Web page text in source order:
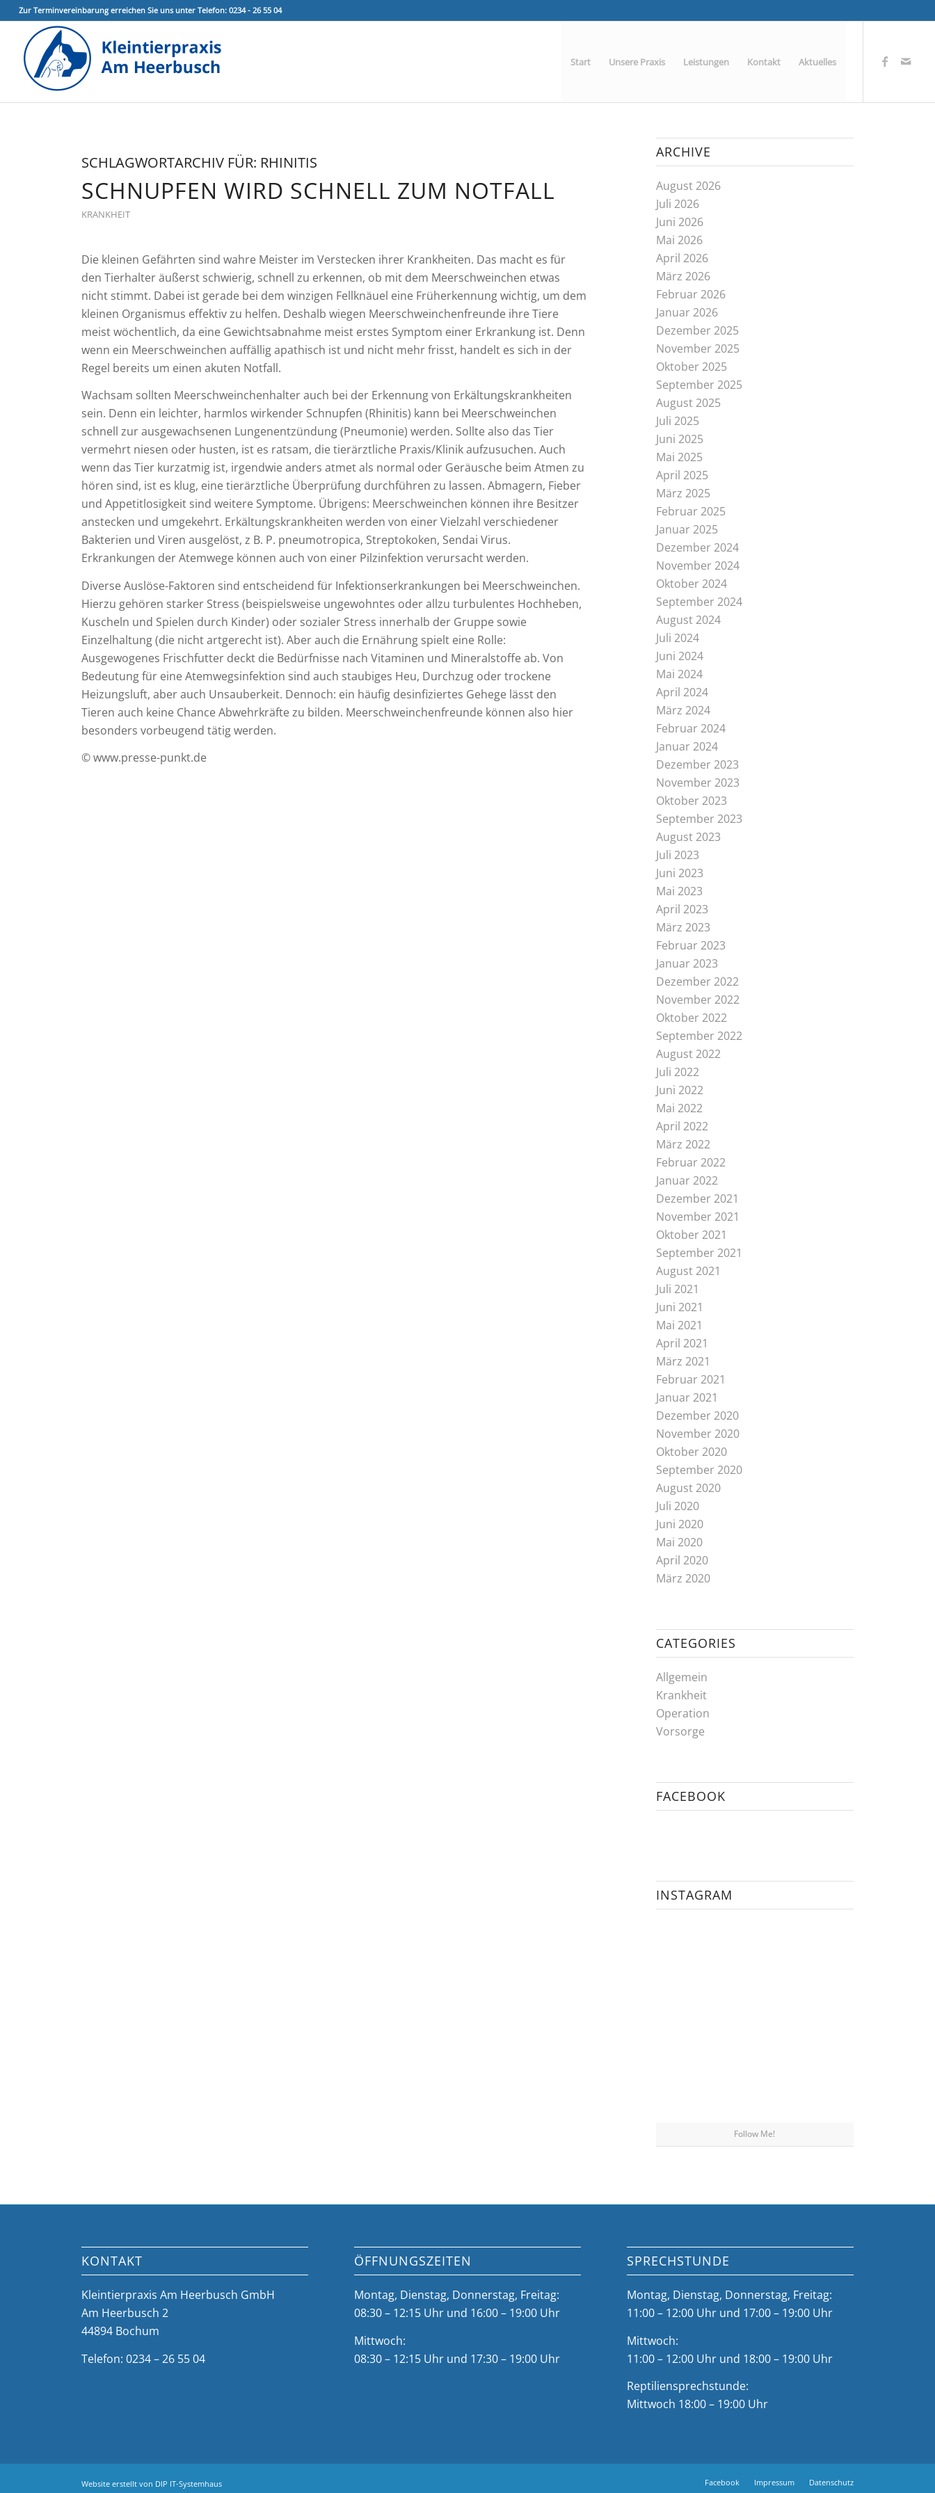
Zur Terminvereinbarung erreichen Sie uns unter Telefon: 0234 - 26 55 04
Start Unsere Praxis Leistungen Kontakt Aktuelles
SCHLAGWORTARCHIV FÜR: RHINITIS
SCHNUPFEN WIRD SCHNELL ZUM NOTFALL
KRANKHEIT
Die kleinen Gefährten sind wahre Meister im Verstecken ihrer Krankheiten. Das macht es für
den Tierhalter äußerst schwierig, schnell zu erkennen, ob mit dem Meerschweinchen etwas
nicht stimmt. Dabei ist gerade bei dem winzigen Fellknäuel eine Früherkennung wichtig, um dem
kleinen Organismus effektiv zu helfen. Deshalb wiegen Meerschweinchenfreunde ihre Tiere
meist wöchentlich, da eine Gewichtsabnahme meist erstes Symptom einer Erkrankung ist. Denn
wenn ein Meerschweinchen auffällig apathisch ist und nicht mehr frisst, handelt es sich in der
Regel bereits um einen akuten Notfall.
Wachsam sollten Meerschweinchenhalter auch bei der Erkennung von Erkältungskrankheiten
sein. Denn ein leichter, harmlos wirkender Schnupfen (Rhinitis) kann bei Meerschweinchen
schnell zur ausgewachsenen Lungenentzündung (Pneumonie) werden. Sollte also das Tier
vermehrt niesen oder husten, ist es ratsam, die tierärztliche Praxis/Klinik aufzusuchen. Auch
wenn das Tier kurzatmig ist, irgendwie anders atmet als normal oder Geräusche beim Atmen zu
hören sind, ist es klug, eine tierärztliche Überprüfung durchführen zu lassen. Abmagern, Fieber
und Appetitlosigkeit sind weitere Symptome. Übrigens: Meerschweinchen können ihre Besitzer
anstecken und umgekehrt. Erkältungskrankheiten werden von einer Vielzahl verschiedener
Bakterien und Viren ausgelöst, z B. P. pneumotropica, Streptokoken, Sendai Virus.
Erkrankungen der Atemwege können auch von einer Pilzinfektion verursacht werden.
Diverse Auslöse-Faktoren sind entscheidend für Infektionserkrankungen bei Meerschweinchen.
Hierzu gehören starker Stress (beispielsweise ungewohntes oder allzu turbulentes Hochheben,
Kuscheln und Spielen durch Kinder) oder sozialer Stress innerhalb der Gruppe sowie
Einzelhaltung (die nicht artgerecht ist). Aber auch die Ernährung spielt eine Rolle:
Ausgewogenes Frischfutter deckt die Bedürfnisse nach Vitaminen und Mineralstoffe ab. Von
Bedeutung für eine Atemwegsinfektion sind auch staubiges Heu, Durchzug oder trockene
Heizungsluft, aber auch Unsauberkeit. Dennoch: ein häufig desinfiziertes Gehege lässt den
Tieren auch keine Chance Abwehrkräfte zu bilden. Meerschweinchenfreunde können also hier
besonders vorbeugend tätig werden.
© www.presse-punkt.de
ARCHIVE
August 2026
Juli 2026
Juni 2026
Mai 2026
April 2026
März 2026
Februar 2026
Januar 2026
Dezember 2025
November 2025
Oktober 2025
September 2025
August 2025
Juli 2025
Juni 2025
Mai 2025
April 2025
März 2025
Februar 2025
Januar 2025
Dezember 2024
November 2024
Oktober 2024
September 2024
August 2024
Juli 2024
Juni 2024
Mai 2024
April 2024
März 2024
Februar 2024
Januar 2024
Dezember 2023
November 2023
Oktober 2023
September 2023
August 2023
Juli 2023
Juni 2023
Mai 2023
April 2023
März 2023
Februar 2023
Januar 2023
Dezember 2022
November 2022
Oktober 2022
September 2022
August 2022
Juli 2022
Juni 2022
Mai 2022
April 2022
März 2022
Februar 2022
Januar 2022
Dezember 2021
November 2021
Oktober 2021
September 2021
August 2021
Juli 2021
Juni 2021
Mai 2021
April 2021
März 2021
Februar 2021
Januar 2021
Dezember 2020
November 2020
Oktober 2020
September 2020
August 2020
Juli 2020
Juni 2020
Mai 2020
April 2020
März 2020
CATEGORIES
Allgemein
Krankheit
Operation
Vorsorge
FACEBOOK
INSTAGRAM
Follow Me!
KONTAKT
Kleintierpraxis Am Heerbusch GmbH
Am Heerbusch 2
44894 Bochum
Telefon: 0234 – 26 55 04
ÖFFNUNGSZEITEN
Montag, Dienstag, Donnerstag, Freitag:
08:30 – 12:15 Uhr und 16:00 – 19:00 Uhr
Mittwoch:
08:30 – 12:15 Uhr und 17:30 – 19:00 Uhr
SPRECHSTUNDE
Montag, Dienstag, Donnerstag, Freitag:
11:00 – 12:00 Uhr und 17:00 – 19:00 Uhr
Mittwoch:
11:00 – 12:00 Uhr und 18:00 – 19:00 Uhr
Reptiliensprechstunde:
Mittwoch 18:00 – 19:00 Uhr
Website erstellt von DIP IT-Systemhaus Facebook Impressum Datenschutz